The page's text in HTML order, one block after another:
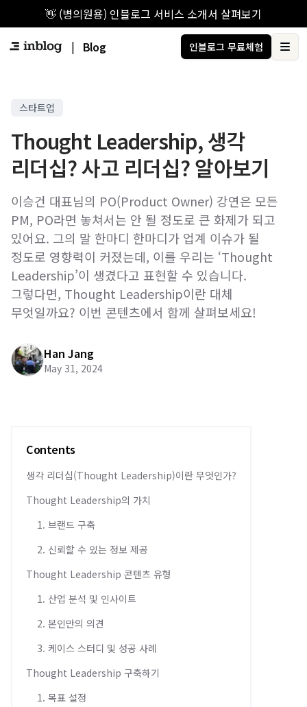
👋 (병의원용) 인블로그 서비스 소개서 살펴보기
| Blog 인블로그 무료체험
스타트업
Thought Leadership, 생각
리더십? 사고 리더십? 알아보기
이승건 대표님의 PO(Product Owner) 강연은 모든
PM, PO라면 놓쳐서는 안 될 정도로 큰 화제가 되고
있어요. 그의 말 한마디 한마디가 업계 이슈가 될
정도로 영향력이 커졌는데, 이를 우리는 ‘Thought
Leadership’이 생겼다고 표현할 수 있습니다.
그렇다면, Thought Leadership이란 대체
무엇일까요? 이번 콘텐츠에서 함께 살펴보세요!
Han Jang
May 31, 2024
Contents
생각 리더십(Thought Leadership)이란 무엇인가?
Thought Leadership의 가치
1. 브랜드 구축
2. 신뢰할 수 있는 정보 제공
Thought Leadership 콘텐츠 유형
1. 산업 분석 및 인사이트
2. 본인만의 의견
3. 케이스 스터디 및 성공 사례
Thought Leadership 구축하기
1. 목표 설정